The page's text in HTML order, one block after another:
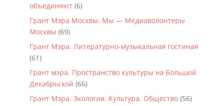
объединяют(6)
Грант Мэра Москвы. Мы — Медиаволонтеры
Москвы (69)
Грант Мэра. Литературно-музыкальная гостиная
(61)
Грант мэра. Пространство культуры на Большой
Декабрьской (66)
Грант Мэра. Экология. Культура. Общество(56)